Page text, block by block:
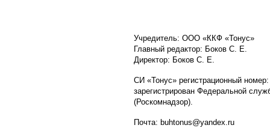
Учредитель: ООО «ККФ «Тонус»
Главный редактор: Боков С. Е.
Директор: Боков С. Е.
СИ «Тонус» регистрационный
зарегистрирован Федеральной
(Роскомнадзор).
Почта: buhtonus@yandex.ru